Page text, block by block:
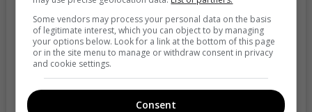
View this post on Instagram
Some vendors may process your personal data on the basis
of legitimate interest, which you can object to by managing
your options below. Look for a link at the bottom of this page
or in the site menu to manage or withdraw consent in privacy
and cookie settings.
Consent